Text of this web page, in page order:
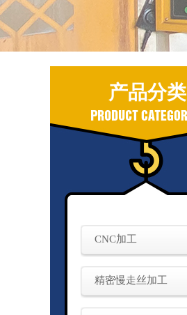
产品分类
CNC加工
精密慢走丝加工